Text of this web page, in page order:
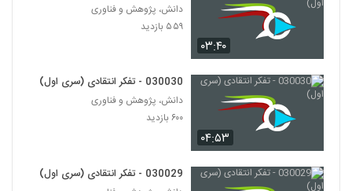
Complexity)
۵۱۱ بازدید
130
028140 - پیچیدگی اجتماعی (Social
Complexity)
Complexity)
۵۱۴ بازدید
۰۳:۴۰
دانش، پژوهش و فناوری
۵۵۹ بازدید
۰۴:۵۳
030030 - تفکر انتقادی (سری اول)
دانش، پژوهش و فناوری
۶۰۰ بازدید
030029 - تفکر انتقادی (سری اول)